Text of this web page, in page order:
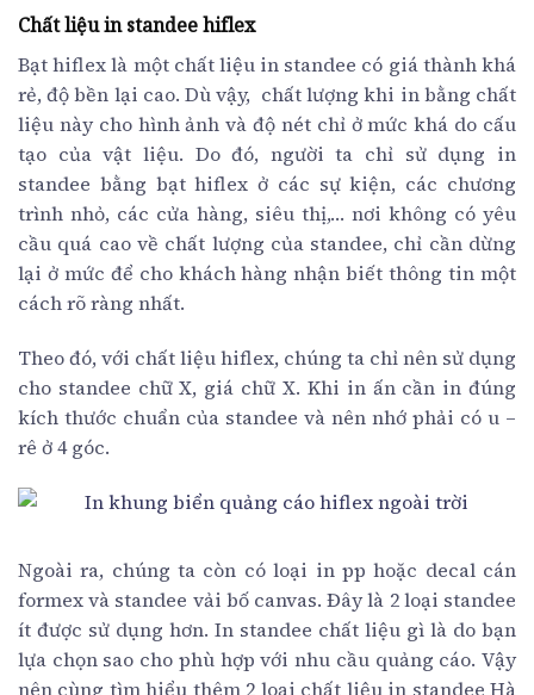
Chất liệu in standee hiflex
Bạt hiflex là một chất liệu in standee có giá thành khá
rẻ, độ bền lại cao. Dù vậy, chất lượng khi in bằng chất
liệu này cho hình ảnh và độ nét chỉ ở mức khá do cấu
tạo của vật liệu. Do đó, người ta chỉ sử dụng in
standee bằng bạt hiflex ở các sự kiện, các chương
trình nhỏ, các cửa hàng, siêu thị,… nơi không có yêu
cầu quá cao về chất lượng của standee, chỉ cần dừng
lại ở mức để cho khách hàng nhận biết thông tin một
cách rõ ràng nhất.
Theo đó, với chất liệu hiflex, chúng ta chỉ nên sử dụng
cho standee chữ X, giá chữ X. Khi in ấn cần in đúng
kích thước chuẩn của standee và nên nhớ phải có u –
rê ở 4 góc.
Ngoài ra, chúng ta còn có loại in pp hoặc decal cán
formex và standee vải bố canvas. Đây là 2 loại standee
ít được sử dụng hơn. In standee chất liệu gì là do bạn
lựa chọn sao cho phù hợp với nhu cầu quảng cáo. Vậy
nên cùng tìm hiểu thêm 2 loại chất liệu in standee Hà